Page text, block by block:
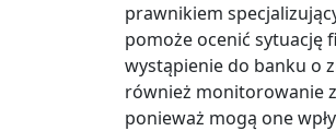
prawnikiem
pomoże ocenić sytuację
wystąpienie do banku o
również monitorowanie
ponieważ mogą one